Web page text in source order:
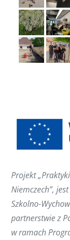
Projekt
Niemczech”,
Szkolno-
partnerstwie z
w ramach